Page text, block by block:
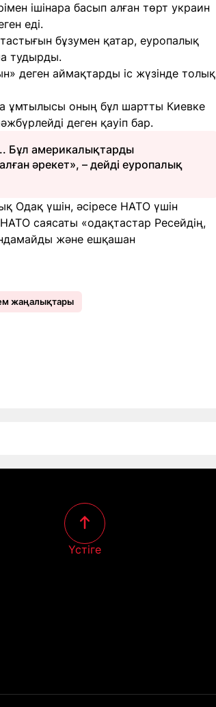
ішінара басып алған төрт украин
еді.
бұзумен қатар, еуропалық
тудырды.
деген аймақтарды іс жүзінде толық
ұмтылысы оның бұл шартты Киевке
деген қауіп бар.
Бұл америкалықтарды
әрекет», – дейді еуропалық
Одақ үшін, әсіресе НАТО үшін
саясаты «одақтастар Ресейдің,
және ешқашан
жаңалықтары
Үстіге